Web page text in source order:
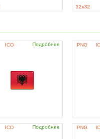
32x32
ICO Подробнее PNG
ICO Подробнее PNG